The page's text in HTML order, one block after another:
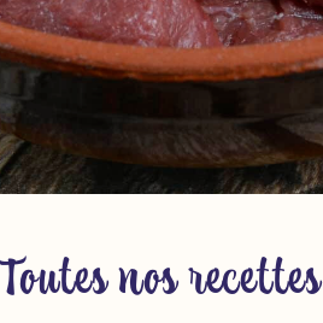
Toutes nos recettes